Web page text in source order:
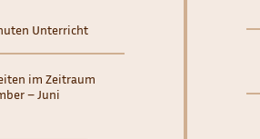
Unterricht
im Zeitraum
– Juni